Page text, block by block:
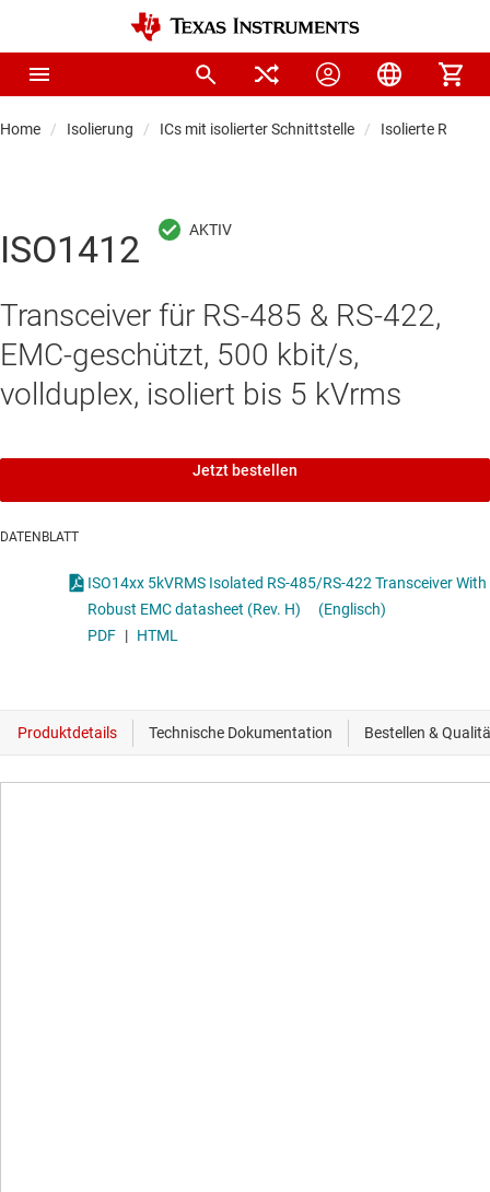
Home Isolierung ICs mit isolierter Schnittstelle Isolierte RS-
ISO1412
Transceiver für RS-485 & RS-422,
EMC-geschützt, 500 kbit/s,
vollduplex, isoliert bis 5 kVrms
Jetzt bestellen
DATENBLATT
ISO14xx 5kVRMS Isolated RS-485/RS-422 Transceiver With
Robust EMC datasheet (Rev. H)
(Englisch)
PDF | HTML